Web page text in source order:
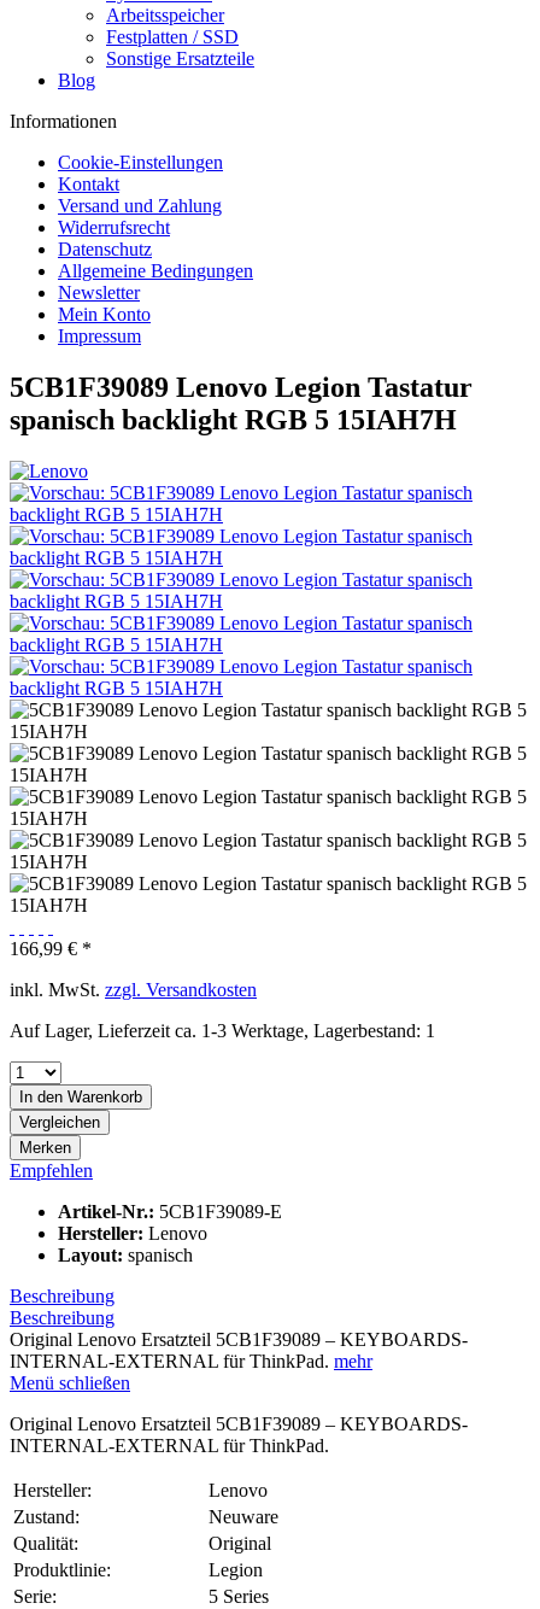
Arbeitsspeicher
Festplatten / SSD
Sonstige Ersatzteile
Blog
Informationen
Cookie-Einstellungen
Kontakt
Versand und Zahlung
Widerrufsrecht
Datenschutz
Allgemeine Bedingungen
Newsletter
Mein Konto
Impressum
5CB1F39089 Lenovo Legion Tastatur
spanisch backlight RGB 5 15IAH7H
166,99 € *
inkl. MwSt. zzgl. Versandkosten
Auf Lager, Lieferzeit ca. 1-3 Werktage, Lagerbestand: 1
In den Warenkorb
Vergleichen
Merken
Empfehlen
Artikel-Nr.: 5CB1F39089-E
Hersteller: Lenovo
Layout: spanisch
Beschreibung
Beschreibung
Original Lenovo Ersatzteil 5CB1F39089 – KEYBOARDS-
INTERNAL-EXTERNAL für ThinkPad. mehr
Menü schließen
Original Lenovo Ersatzteil 5CB1F39089 – KEYBOARDS-
INTERNAL-EXTERNAL für ThinkPad.
Hersteller:
Lenovo
Zustand:
Neuware
Qualität:
Original
Produktlinie:
Legion
Serie:
5 Series